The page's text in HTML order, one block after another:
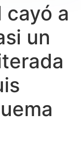
cayó a
un